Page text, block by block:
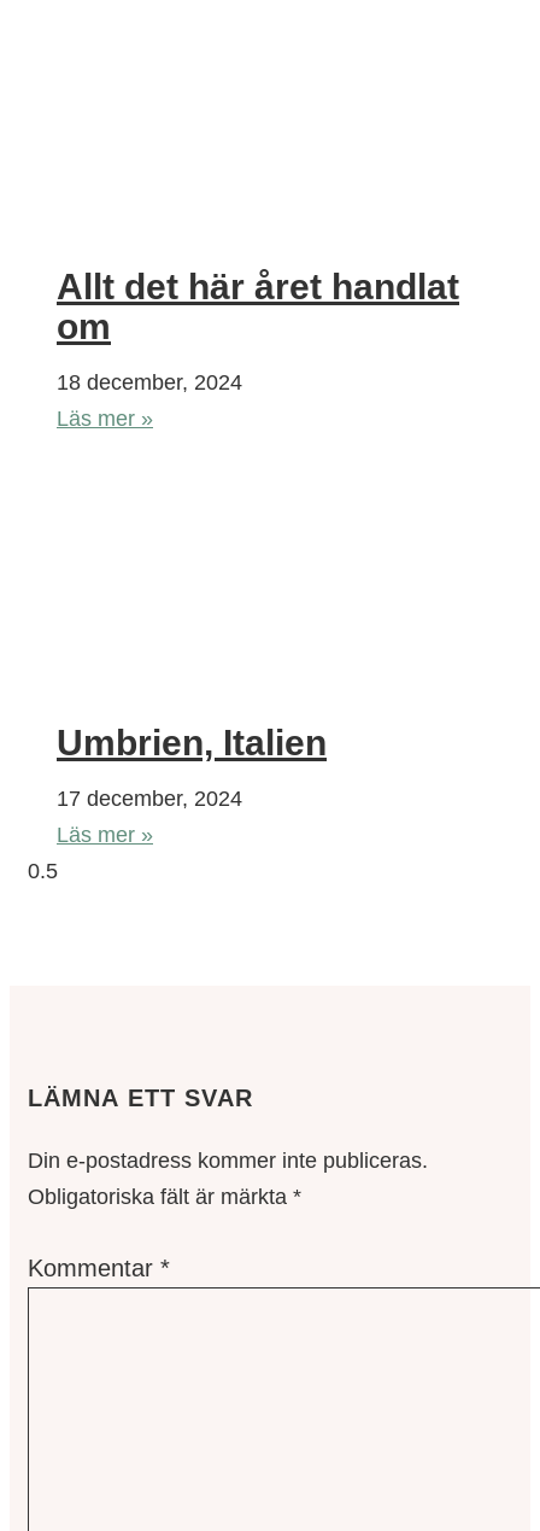
Allt det här året handlat
om
18 december, 2024
Läs mer »
Umbrien, Italien
17 december, 2024
Läs mer »
LÄMNA ETT SVAR
Din e-postadress kommer inte publiceras.
Obligatoriska fält är märkta *
Kommentar *